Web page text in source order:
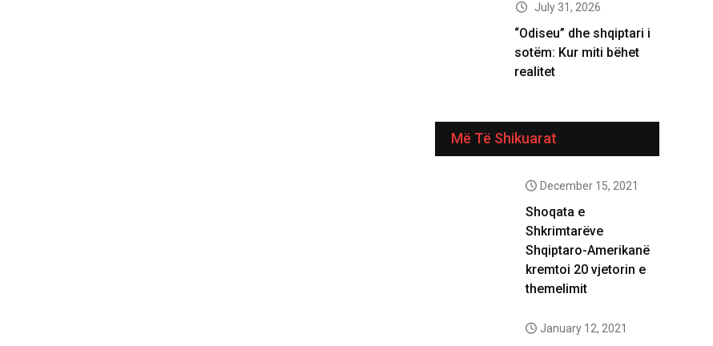
July 31, 2026
“Odiseu” dhe shqiptari i
sotëm: Kur miti bëhet
realitet
Më Të Shikuarat
December 15, 2021
Shoqata e
Shkrimtarëve
Shqiptaro-Amerikanë
kremtoi 20 vjetorin e
themelimit
January 12, 2021